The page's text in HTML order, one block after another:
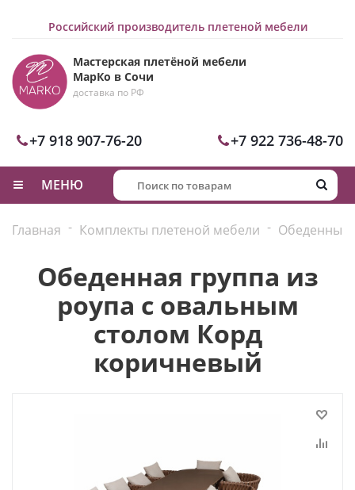
Российский производитель плетеной мебели
Мастерская плетёной мебели
МарКо в Сочи
доставка по РФ
+7 918 907-76-20 +7 922 736-48-70
МЕНЮ
Главная - Комплекты плетеной мебели - Обеденные
Обеденная группа из
роупа с овальным
столом Корд
коричневый